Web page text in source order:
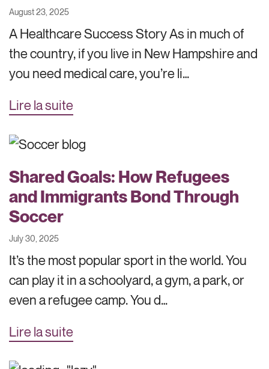
August 23, 2025
A Healthcare Success Story As in much of
the country, if you live in New Hampshire and
you need medical care, you’re li…
Lire la suite
Shared Goals: How Refugees
and Immigrants Bond Through
Soccer
July 30, 2025
It’s the most popular sport in the world. You
can play it in a schoolyard, a gym, a park, or
even a refugee camp. You d…
Lire la suite